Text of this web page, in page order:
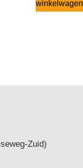
winkelwagen
Zuid)